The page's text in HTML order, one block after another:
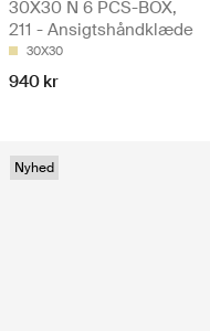
30X30 N 6 PCS-BOX,
211 - Ansigtshåndklæde
30X30
940 kr
Nyhed